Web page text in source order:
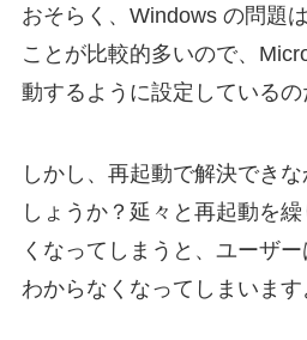
おそらく、Windows の問題
ことが比較的多いので、
動するように設定しているの
しかし、再起動で解決でき
しょうか？延々と再起動を
くなってしまうと、ユーザ
わからなくなってしまいます